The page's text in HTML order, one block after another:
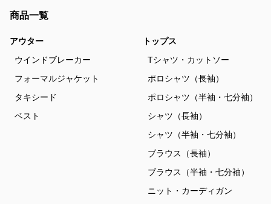
商品一覧
アウター
ウインドブレーカー
フォーマルジャケット
タキシード
ベスト
トップス
Tシャツ・カットソー
ポロシャツ（長袖）
ポロシャツ（半袖・七分袖）
シャツ（長袖）
シャツ（半袖・七分袖）
ブラウス（長袖）
ブラウス（半袖・七分袖）
ニット・カーディガン